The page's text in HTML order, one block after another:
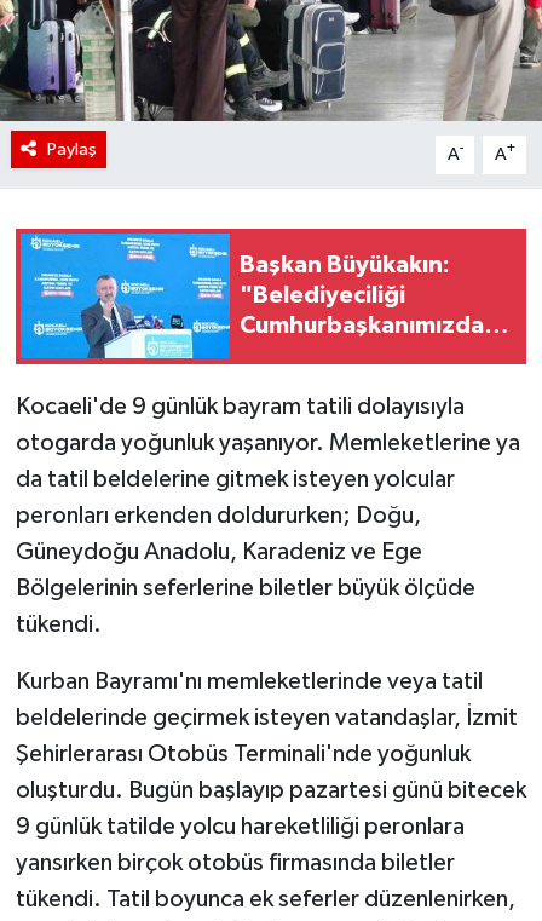
Paylaş A- A+
Başkan Büyükakın:
"Belediyeciliği
Cumhurbaşkanımızdan
Kocaeli'de 9 günlük bayram tatili dolayısıyla
otogarda yoğunluk yaşanıyor. Memleketlerine ya
da tatil beldelerine gitmek isteyen yolcular
peronları erkenden doldururken; Doğu,
Güneydoğu Anadolu, Karadeniz ve Ege
Bölgelerinin seferlerine biletler büyük ölçüde
tükendi.
Kurban Bayramı'nı memleketlerinde veya tatil
beldelerinde geçirmek isteyen vatandaşlar, İzmit
Şehirlerarası Otobüs Terminali'nde yoğunluk
oluşturdu. Bugün başlayıp pazartesi günü bitecek
9 günlük tatilde yolcu hareketliliği peronlara
yansırken birçok otobüs firmasında biletler
tükendi. Tatil boyunca ek seferler düzenlenirken,